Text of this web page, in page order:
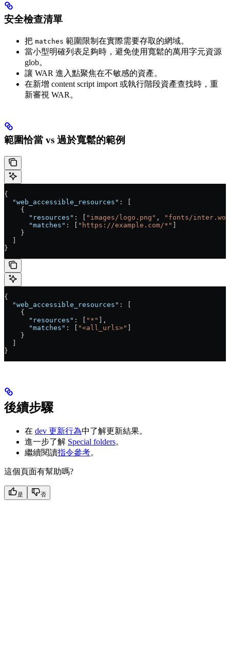
安全檢查清單
把 matches 範圍限制在實際需要存取的網域。
當小型明確列表足夠時，避免使用寬鬆的萬用字元資源
glob。
讓 WAR 進入點聚焦在不敏感的資產。
在新增 content script import 或執行階段資產查找時，重
新審視 WAR。
範圍恰當 vs 過於寬鬆的範例
{
  "web_accessible_resources"
: [
    {
      "resources"
: [ "images/logo.png" ,
"fonts/
      "matches"
: [ "https://example.com/*"
    }
}
{
  "web_accessible_resources"
: [
    {
      "resources"
: [ "*"
],
      "matches"
: [ "<all_urls>"
    }
}
後續步驟
在 dev 更新行為中了解更新結果。
進一步了解 Special folders。
繼續閱讀指令參考。
這個頁面有幫助嗎?
是 否